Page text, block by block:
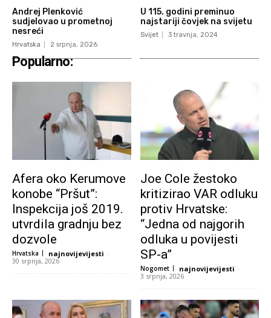
Andrej Plenković
sudjelovao u prometnoj
nesreći
Hrvatska 2 srpnja, 2026
U 115. godini preminuo
najstariji čovjek na svijetu
Svijet 3 travnja, 2024
Popularno:
Afera oko Kerumove
konobe “Pršut”:
Inspekcija još 2019.
utvrdila gradnju bez
dozvole
Hrvatska najnovijevijesti -
30 srpnja, 2026
Joe Cole žestoko
kritizirao VAR odluku
protiv Hrvatske:
“Jedna od najgorih
odluka u povijesti
SP-a”
Nogomet najnovijevijesti -
3 srpnja, 2026